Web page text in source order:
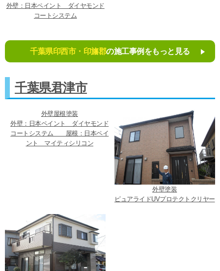
外壁：日本ペイント ダイヤモンド
コートシステム
千葉県印西市・印旛郡の施工事例をもっと見る
千葉県君津市
外壁屋根塗装
外壁：日本ペイント ダイヤモンド
コートシステム 屋根：日本ペイ
ント マイティシリコン
外壁塗装
ピュアライドUVプロテクトクリヤー